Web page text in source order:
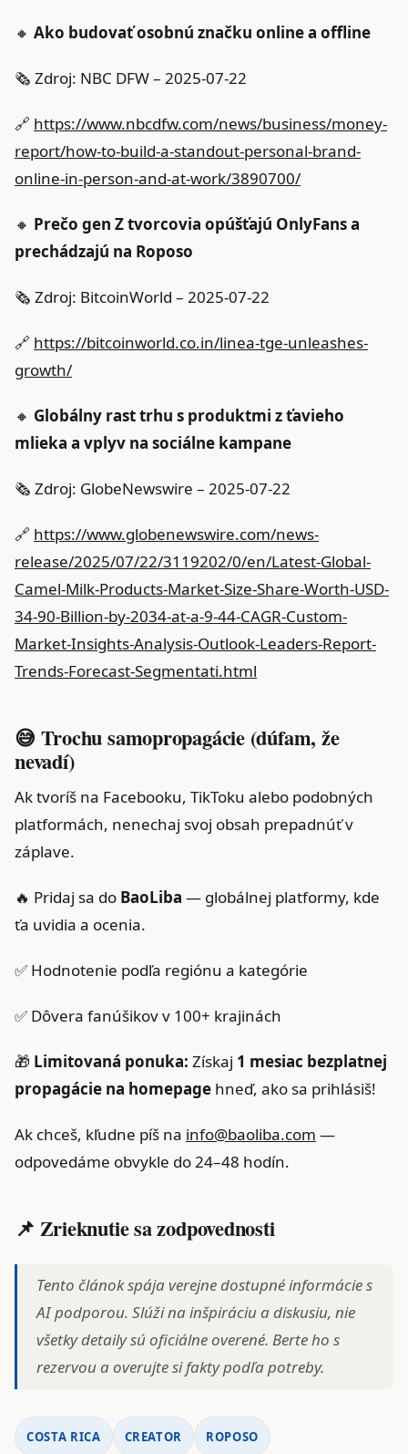
🔸 Ako budovať osobnú značku online a offline
🗞️ Zdroj: NBC DFW – 2025-07-22
🔗 https://www.nbcdfw.com/news/business/money-
report/how-to-build-a-standout-personal-brand-
online-in-person-and-at-work/3890700/
🔸 Prečo gen Z tvorcovia opúšťajú OnlyFans a
prechádzajú na Roposo
🗞️ Zdroj: BitcoinWorld – 2025-07-22
🔗 https://bitcoinworld.co.in/linea-tge-unleashes-
growth/
🔸 Globálny rast trhu s produktmi z ťavieho
mlieka a vplyv na sociálne kampane
🗞️ Zdroj: GlobeNewswire – 2025-07-22
🔗 https://www.globenewswire.com/news-
release/2025/07/22/3119202/0/en/Latest-Global-
Camel-Milk-Products-Market-Size-Share-Worth-USD-
34-90-Billion-by-2034-at-a-9-44-CAGR-Custom-
Market-Insights-Analysis-Outlook-Leaders-Report-
Trends-Forecast-Segmentati.html
😅 Trochu samopropagácie (dúfam, že
nevadí)
Ak tvoríš na Facebooku, TikToku alebo podobných
platformách, nenechaj svoj obsah prepadnúť v
záplave.
🔥 Pridaj sa do BaoLiba — globálnej platformy, kde
ťa uvidia a ocenia.
✅ Hodnotenie podľa regiónu a kategórie
✅ Dôvera fanúšikov v 100+ krajinách
🎁 Limitovaná ponuka: Získaj 1 mesiac bezplatnej
propagácie na homepage hneď, ako sa prihlásiš!
Ak chceš, kľudne píš na info@baoliba.com —
odpovedáme obvykle do 24–48 hodín.
📌 Zrieknutie sa zodpovednosti
Tento článok spája verejne dostupné informácie s
AI podporou. Slúži na inšpiráciu a diskusiu, nie
všetky detaily sú oficiálne overené. Berte ho s
rezervou a overujte si fakty podľa potreby.
COSTA RICA CREATOR ROPOSO